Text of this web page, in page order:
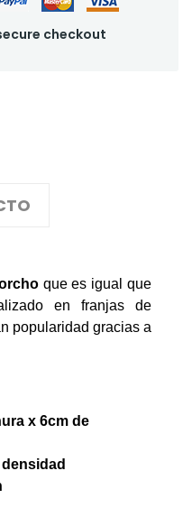
checkout
que es igual que
en franjas de
popularidad gracias a
x 6cm de